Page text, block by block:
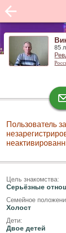
85
Пользователь
Цель знакомства:
Серьёзные
Семейное
Холост
Дети:
Двое детей